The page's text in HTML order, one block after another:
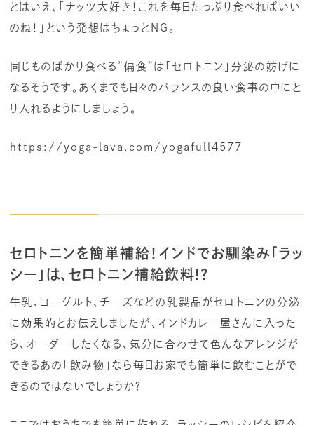
とはいえ、「ナッツ大好き！これを毎日たっぷり食べればいい
のね！」という発想はちょっとNG。
同じものばかり食べる”偏食”は「セロトニン」分泌の妨げに
なるそうです。あくまでも日々のバランスの良い食事の中にと
り入れるようにしましょう。
https://yoga-lava.com/yogafull4577
セロトニンを簡単補給！ インドでお馴染み「ラッ
シー」は、セロトニン補給飲料!?
牛乳、ヨーグルト、チーズなどの乳製品がセロトニンの分泌
に効果的とお伝えしましたが、インドカレー屋さんに入った
ら、オーダーしたくなる、気分に合わせて色んなアレンジが
できるあの「飲み物」なら毎日お家でも簡単に飲むことがで
きるのではないでしょうか？